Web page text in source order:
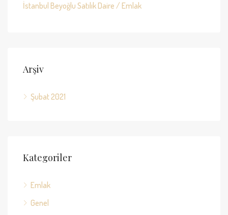
İstanbul Beyoğlu Satılık Daire / Emlak
Arşiv
Şubat 2021
Kategoriler
Emlak
Genel